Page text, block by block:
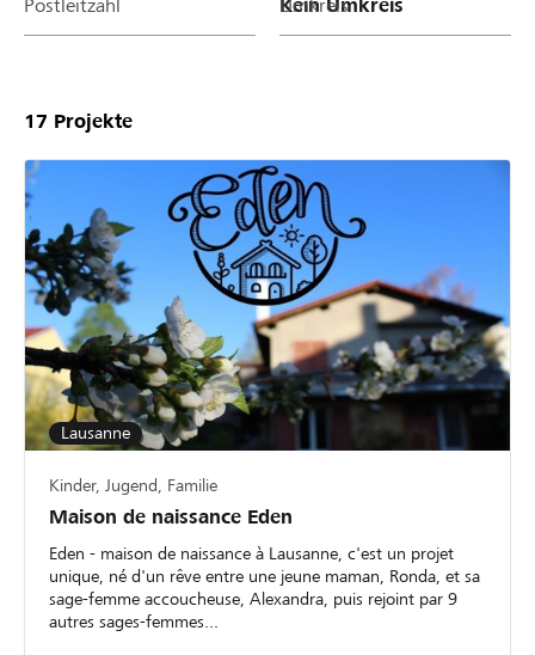
Postleitzahl Umkreis
17 Projekte
Lausanne
Kinder, Jugend, Familie
Maison de naissance Eden
Eden - maison de naissance à Lausanne, c'est un projet
unique, né d'un rêve entre une jeune maman, Ronda, et sa
sage-femme accoucheuse, Alexandra, puis rejoint par 9
autres sages-femmes...